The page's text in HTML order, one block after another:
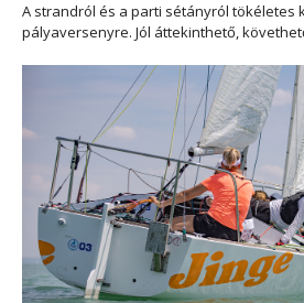
A strandról és a parti sétányról tökéletes
pályaversenyre. Jól áttekinthető,